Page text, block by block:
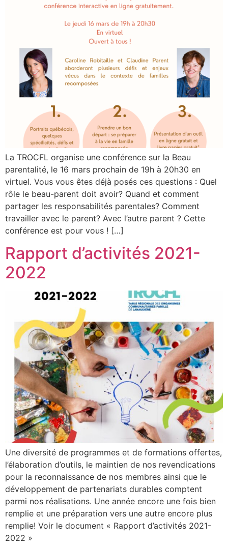
La TROCFL organise une conférence sur la Beau
parentalité, le 16 mars prochain de 19h à 20h30 en
virtuel. Vous vous êtes déjà posés ces questions : Quel
rôle le beau-parent doit avoir? Quand et comment
partager les responsabilités parentales? Comment
travailler avec le parent? Avec l’autre parent ? Cette
conférence est pour vous ! […]
Rapport d’activités 2021-
2022
Une diversité de programmes et de formations offertes,
l’élaboration d’outils, le maintien de nos revendications
pour la reconnaissance de nos membres ainsi que le
développement de partenariats durables comptent
parmi nos réalisations. Une année encore une fois bien
remplie et une préparation vers une autre encore plus
remplie! Voir le document « Rapport d’activités 2021-
2022 »